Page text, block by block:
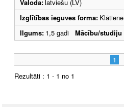
Valoda:latviešu (LV)
Izglītības ieguves forma: Klātiene
Ilgums: 1,5 gadi Mācību/studiju
1
Rezultāti : 1 - 1 no 1